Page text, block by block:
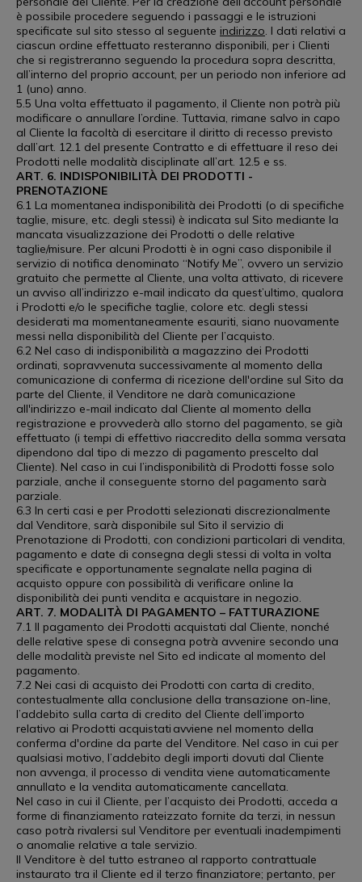
è possibile procedere seguendo i passaggi e le istruzioni
specificate sul sito stesso al seguente indirizzo. I dati relativi a
ciascun ordine effettuato resteranno disponibili, per i Clienti
che si registreranno seguendo la procedura sopra descritta,
all’interno del proprio account, per un periodo non inferiore ad
1 (uno) anno.
5.5 Una volta effettuato il pagamento, il Cliente non potrà più
modificare o annullare l’ordine. Tuttavia, rimane salvo in capo
al Cliente la facoltà di esercitare il diritto di recesso previsto
dall’art. 12.1 del presente Contratto e di effettuare il reso dei
Prodotti nelle modalità disciplinate all’art. 12.5 e ss.
ART. 6. INDISPONIBILITÀ DEI PRODOTTI -
PRENOTAZIONE
6.1 La momentanea indisponibilità dei Prodotti (o di specifiche
taglie, misure, etc. degli stessi) è indicata sul Sito mediante la
mancata visualizzazione dei Prodotti o delle relative
taglie/misure. Per alcuni Prodotti è in ogni caso disponibile il
servizio di notifica denominato “Notify Me”, ovvero un servizio
gratuito che permette al Cliente, una volta attivato, di ricevere
un avviso all’indirizzo e-mail indicato da quest’ultimo, qualora
i Prodotti e/o le specifiche taglie, colore etc. degli stessi
desiderati ma momentaneamente esauriti, siano nuovamente
messi nella disponibilità del Cliente per l’acquisto.
6.2 Nel caso di indisponibilità a magazzino dei Prodotti
ordinati, sopravvenuta successivamente al momento della
comunicazione di conferma di ricezione dell'ordine sul Sito da
parte del Cliente, il Venditore ne darà comunicazione
all'indirizzo e-mail indicato dal Cliente al momento della
registrazione e provvederà allo storno del pagamento, se già
effettuato (i tempi di effettivo riaccredito della somma versata
dipendono dal tipo di mezzo di pagamento prescelto dal
Cliente). Nel caso in cui l’indisponibilità di Prodotti fosse solo
parziale, anche il conseguente storno del pagamento sarà
parziale.
6.3 In certi casi e per Prodotti selezionati discrezionalmente
dal Venditore, sarà disponibile sul Sito il servizio di
Prenotazione di Prodotti, con condizioni particolari di vendita,
pagamento e date di consegna degli stessi di volta in volta
specificate e opportunamente segnalate nella pagina di
acquisto oppure con possibilità di verificare online la
disponibilità dei punti vendita e acquistare in negozio.
ART. 7. MODALITÀ DI PAGAMENTO – FATTURAZIONE
7.1 Il pagamento dei Prodotti acquistati dal Cliente, nonché
delle relative spese di consegna potrà avvenire secondo una
delle modalità previste nel Sito ed indicate al momento del
pagamento.
7.2 Nei casi di acquisto dei Prodotti con carta di credito,
contestualmente alla conclusione della transazione on-line,
l’addebito sulla carta di credito del Cliente dell’importo
relativo ai Prodotti acquistati avviene nel momento della
conferma d'ordine da parte del Venditore. Nel caso in cui per
qualsiasi motivo, l’addebito degli importi dovuti dal Cliente
non avvenga, il processo di vendita viene automaticamente
annullato e la vendita automaticamente cancellata.
Nel caso in cui il Cliente, per l’acquisto dei Prodotti, acceda a
forme di finanziamento rateizzato fornite da terzi, in nessun
caso potrà rivalersi sul Venditore per eventuali inadempimenti
o anomalie relative a tale servizio.
Il Venditore è del tutto estraneo al rapporto contrattuale
instaurato tra il Cliente ed il terzo finanziatore; pertanto, per